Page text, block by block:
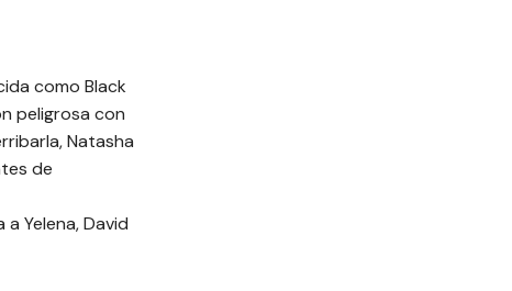
como Black
peligrosa con
Natasha
de
Yelena, David